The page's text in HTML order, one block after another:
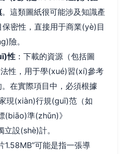
。這類圖紙很可能涉及知識產
密性，直接用于商業(yè)目
險。
性 ：下載的資源（包括圖
性，用于學(xué)習(xí)參考
在實際項目中，必須根據
現(xiàn)行規(guī)范（如
(biāo)準(zhǔn)》
設(shè)計。
1.58MB”可能是指一張導